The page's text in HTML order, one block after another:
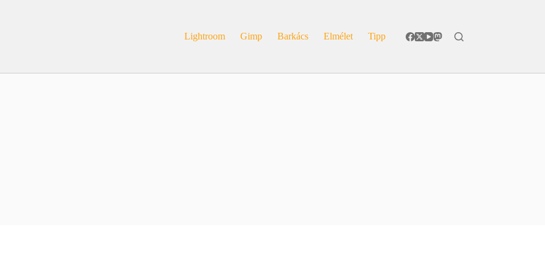
Lightroom
Gimp Barkács Elmélet Tipp